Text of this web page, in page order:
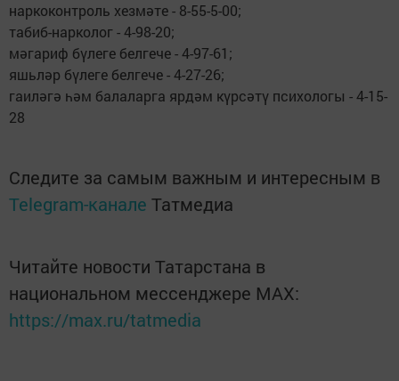
наркоконтроль хезмәте - 8-55-5-00;
табиб-нарколог - 4-98-20;
мәгариф бүлеге белгече - 4-97-61;
яшьләр бүлеге белгече - 4-27-26;
гаиләгә һәм балаларга ярдәм күрсәтү психологы - 4-15-
28
Следите за самым важным и интересным в
Telegram-канале Татмедиа
Читайте новости Татарстана в
национальном мессенджере MАХ:
https://max.ru/tatmedia